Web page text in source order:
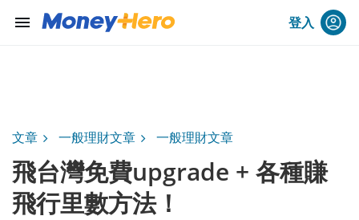
menu 登入
文章 一般理財文章 一般理財文章
飛台灣免費upgrade + 各種賺
飛行里數方法！